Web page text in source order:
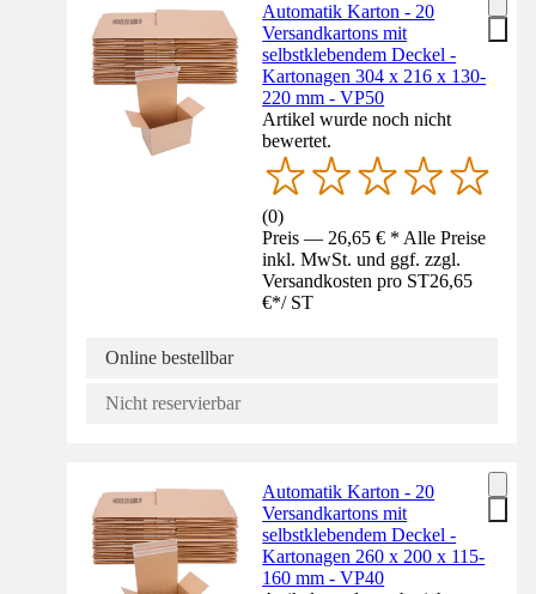
Automatik Karton - 20
Versandkartons mit
selbstklebendem Deckel -
Kartonagen 304 x 216 x 130-
220 mm - VP50
Artikel wurde noch nicht
bewertet.
(0)
Preis — 26,65 € * Alle Preise
inkl. MwSt. und ggf. zzgl.
Versandkosten pro ST26,65
€*/ ST
Online bestellbar
Nicht reservierbar
Automatik Karton - 20
Versandkartons mit
selbstklebendem Deckel -
Kartonagen 260 x 200 x 115-
160 mm - VP40